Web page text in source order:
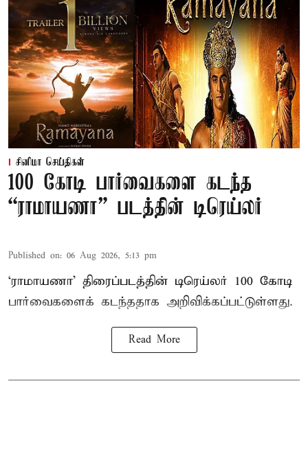
சினிமா செய்திகள்
100 கோடி பார்வைகளை கடந்த
“ராமாயணா” படத்தின் டிரெய்லர்
Published on: 06 Aug 2026, 5:13 pm
‘ராமாயணா’ திரைப்படத்தின் டிரெய்லர் 100 கோடி
பார்வைகளைக் கடந்ததாக அறிவிக்கப்பட்டுள்ளது.
Read More